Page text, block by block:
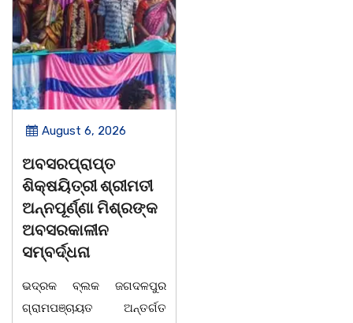
August 6, 2026
ଅବସରପ୍ରାପ୍ତ
ଶିକ୍ଷୟିତ୍ରୀ ଶ୍ରୀମତୀ
ଅନ୍ନପୂର୍ଣ୍ଣା ମିଶ୍ରଙ୍କ
ଅବସରକାଳୀନ
ସମ୍ବର୍ଦ୍ଧନା
ଭଦ୍ରକ ବ୍ଲକ ଜଗଦଳପୁର
ଗ୍ରାମପଞ୍ଚାୟତ ଅନ୍ତର୍ଗତ